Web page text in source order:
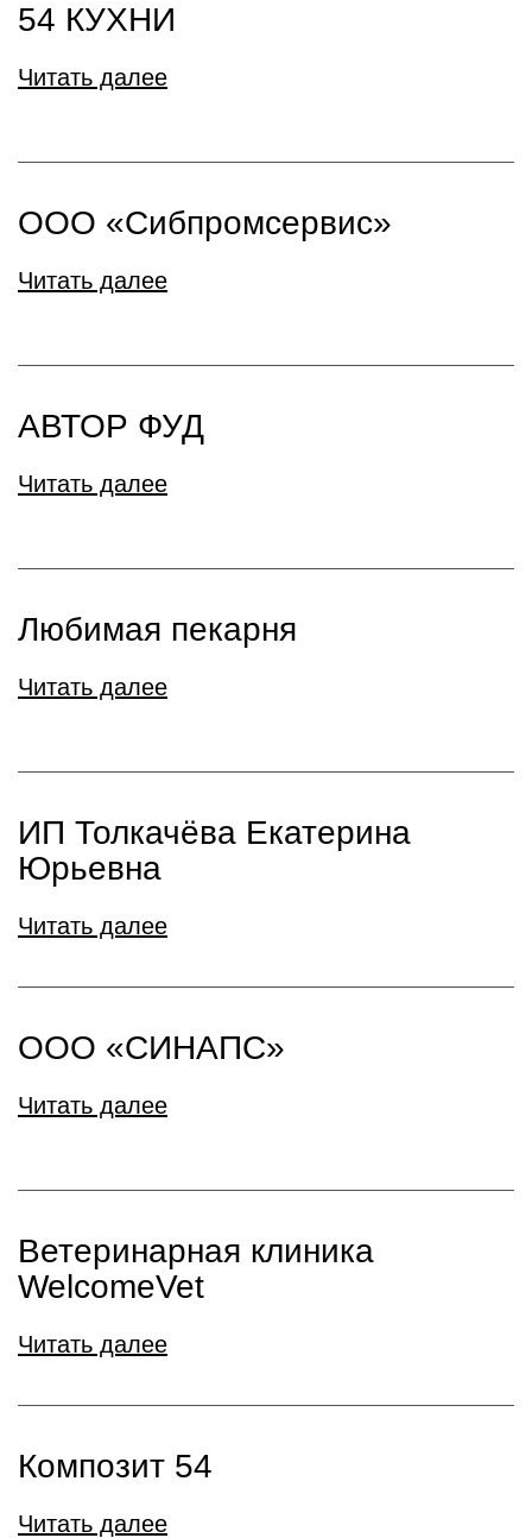
54 КУХНИ
Читать далее
ООО «Сибпромсервис»
Читать далее
АВТОР ФУД
Читать далее
Любимая пекарня
Читать далее
ИП Толкачёва Екатерина
Юрьевна
Читать далее
ООО «СИНАПС»
Читать далее
Ветеринарная клиника
WelcomeVet
Читать далее
Композит 54
Читать далее